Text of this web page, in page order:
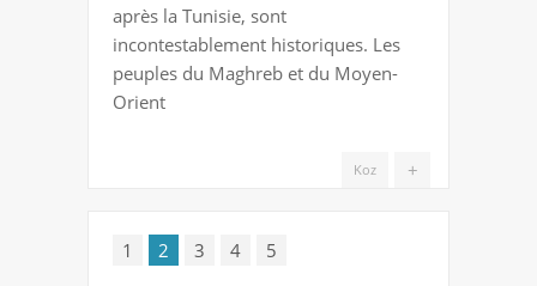
ESPÉRER
après la Tunisie, sont
incontestablement historiques. Les
peuples du Maghreb et du Moyen-
Orient
+
Koz
1 2 3 4 5